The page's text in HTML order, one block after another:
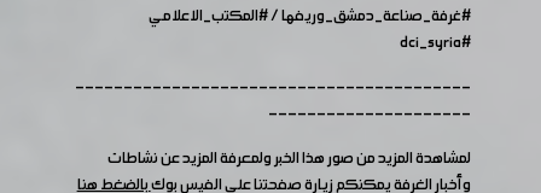
#غرفة_صناعة_دمشق_وريفها/#المكتب_الاعلامي
#dci_syria
-----------------------------------------
---------------------
لمشاهدة المزيد من صور هذا الخبر ولمعرفة المزيد عن نشاطات
وأخبار الغرفة يمكنكم زيارة صفحتنا على الفيس بوكبالضغط هنا